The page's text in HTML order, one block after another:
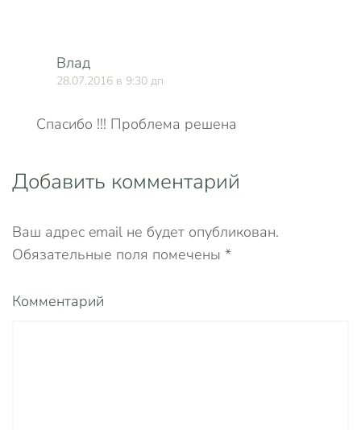
Влад
28.07.2016 в 9:30 дп
Спасибо !!! Проблема решена
Добавить комментарий
Ваш адрес email не будет опубликован.
Обязательные поля помечены *
Комментарий